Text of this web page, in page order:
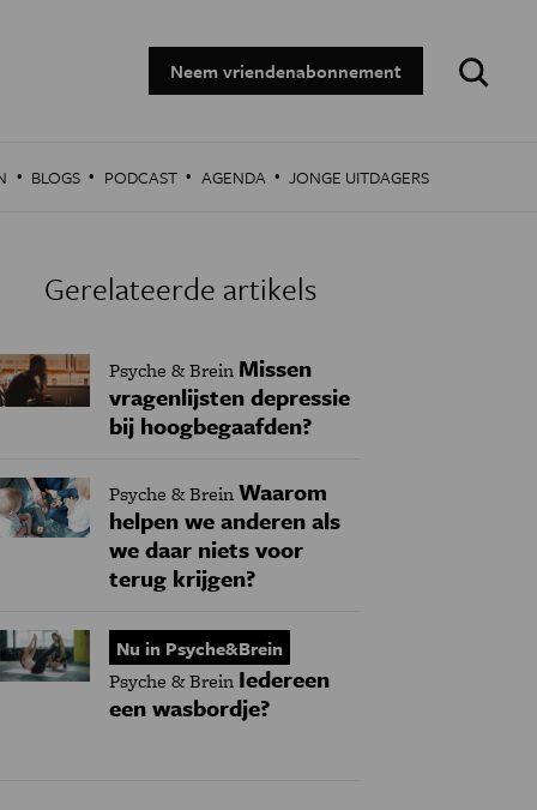
Neem vriendenabonnement
Zoeken:
· BLOGS · PODCAST · AGENDA · JONGE UITDAGERS
Gerelateerde artikels
Psyche & Brein Missen
vragenlijsten depressie
bij hoogbegaafden?
Psyche & BreinWaarom
helpen we anderen als
we daar niets voor
terug krijgen?
Nu in Psyche&Brein
Psyche & Brein Iedereen
een wasbordje?